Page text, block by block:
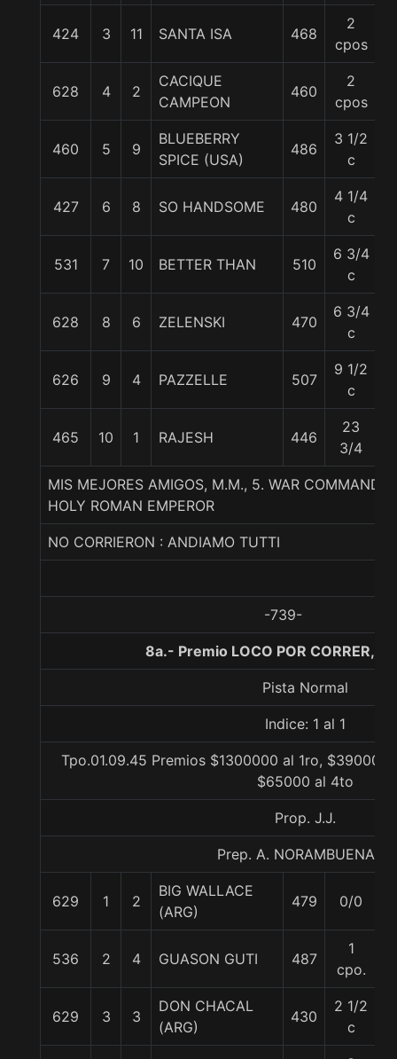
424 3 11 SANTA ISA 468
2
cpos
628 4 2
CACIQUE
CAMPEON
460
2
cpos
460 5 9
BLUEBERRY
SPICE (USA)
486
3 1/2
c
427 6 8 SO HANDSOME 480
4 1/4
c
531 7 10 BETTER THAN 510
6 3/4
c
628 8 6 ZELENSKI 470
6 3/4
c
626 9 4 PAZZELLE 507
9 1/2
c
465 10 1 RAJESH 446
23
3/4
MIS MEJORES AMIGOS, M.M., 5. WAR COMMAND-
HOLY ROMAN EMPEROR
NO CORRIERON : ANDIAMO TUTTI
-739-
8a.- Premio LOCO POR CORRER,
Pista Normal
Indice: 1 al 1
Tpo.01.09.45 Premios $1300000 al 1ro,
$65000 al 4to
Prop. J.J.
Prep. A. NORAMBUENA G.
629 1 2
BIG WALLACE
(ARG)
479 0/0
536 2 4 GUASON GUTI 487
1
cpo.
629 3 3
DON CHACAL
(ARG)
430
2 1/2
c